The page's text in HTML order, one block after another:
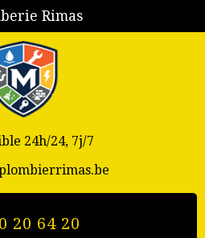
Rimas
24h/24, 7j/7
20 64 20